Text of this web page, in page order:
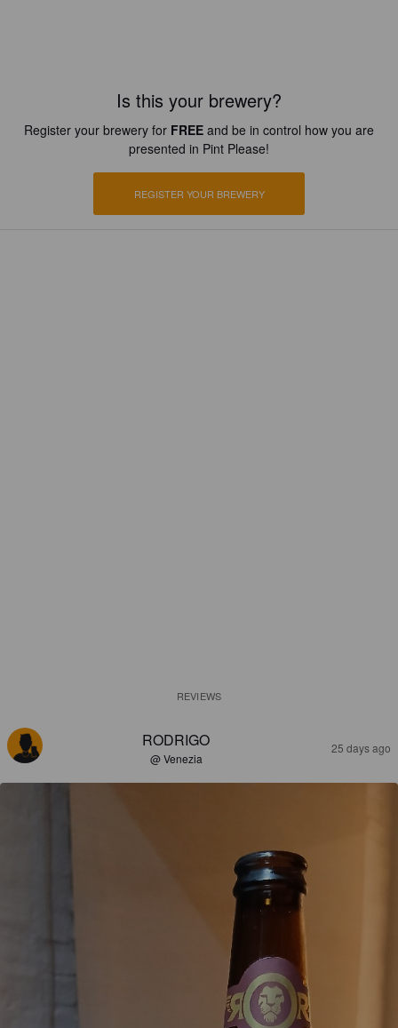
Is this your brewery?
Register your brewery for FREE and be in control how you are
presented in Pint Please!
REGISTER YOUR BREWERY
REVIEWS
RODRIGO
@ Venezia
25 days ago